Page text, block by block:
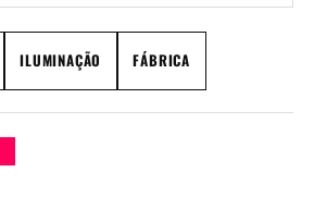
ILUMINAÇÃO FÁBRICA